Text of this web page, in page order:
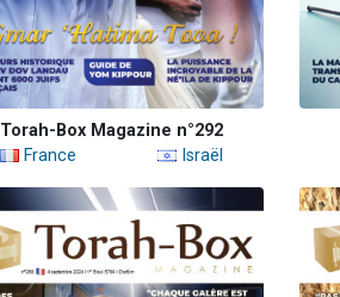
Torah-Box Magazine n°292
France
Israël